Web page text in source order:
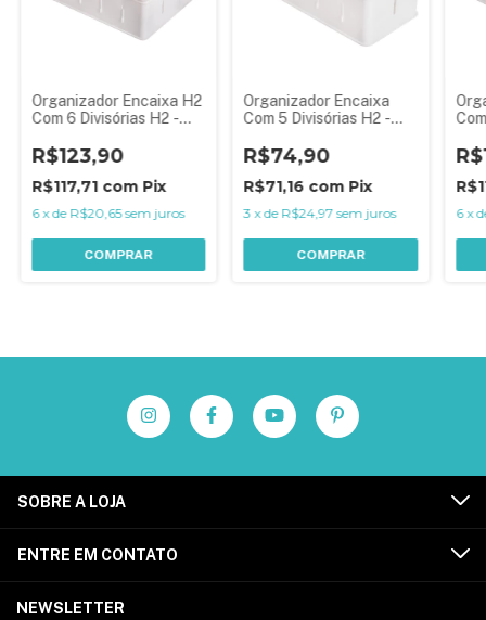
Organizador Encaixa H2
Com 6 Divisórias H2 -
R$123,90
R$117,71 com Pix
6 xde R$20,65 sem juros
COMPRAR
Organizador Encaixa
Com 5 Divisórias H2 -
R$74,90
R$71,16 com Pix
3 xde R$24,97 sem juros
COMPRAR
6 x
SOBRE A LOJA
ENTRE EM CONTATO
NEWSLETTER